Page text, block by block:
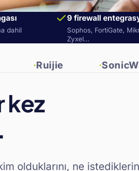
dahil
9 firewall
Sophos, FortiGate,
Zyxel…
SonicWall
kez
olduklarını, ne